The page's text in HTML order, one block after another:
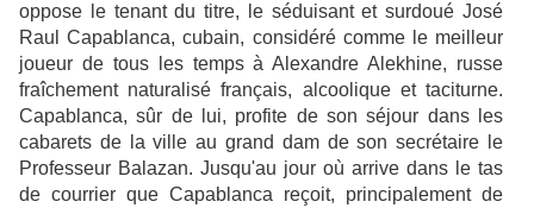
oppose le tenant du titre, le séduisant et surdoué José
Raul Capablanca, cubain, considéré comme le meilleur
joueur de tous les temps à Alexandre Alekhine, russe
fraîchement naturalisé français, alcoolique et taciturne.
Capablanca, sûr de lui, profite de son séjour dans les
cabarets de la ville au grand dam de son secrétaire le
Professeur Balazan. Jusqu'au jour où arrive dans le tas
de courrier que Capablanca reçoit, principalement de